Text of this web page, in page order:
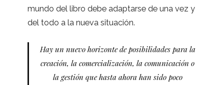
mundo del libro debe adap­tarse de una vez y
del todo a la nueva situación.
Hay un nuevo hori­zonte de posi­bi­li­da­des para la
crea­ción, la comer­cia­li­za­ción, la comu­ni­ca­ción o
la ges­tión que hasta ahora han sido poco